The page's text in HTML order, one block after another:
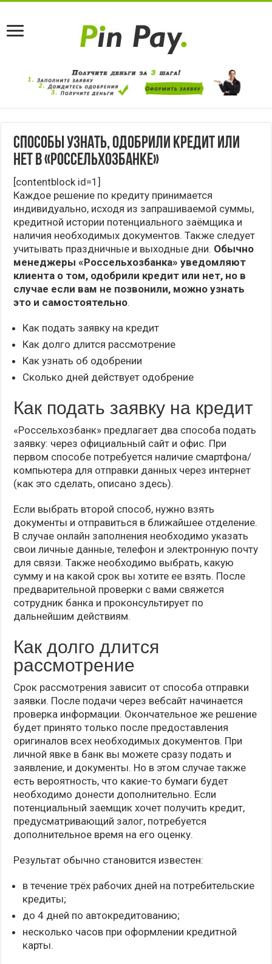
Способы узнать, одобрили кредит или
нет в «Россельхозбанке»
[contentblock id=1]
Каждое решение по кредиту принимается
индивидуально, исходя из запрашиваемой суммы,
кредитной истории потенциального заёмщика и
наличия необходимых документов. Также следует
учитывать праздничные и выходные дни. Обычно
менеджеры «Россельхозбанка» уведомляют
клиента о том, одобрили кредит или нет, но в
случае если вам не позвонили, можно узнать
это и самостоятельно.
Как подать заявку на кредит
Как долго длится рассмотрение
Как узнать об одобрении
Сколько дней действует одобрение
Как подать заявку на кредит
«Россельхозбанк» предлагает два способа подать
заявку: через официальный сайт и офис. При
первом способе потребуется наличие смартфона/
компьютера для отправки данных через интернет
(как это сделать, описано здесь).
Если выбрать второй способ, нужно взять
документы и отправиться в ближайшее отделение.
В случае онлайн заполнения необходимо указать
свои личные данные, телефон и электронную почту
для связи. Также необходимо выбрать, какую
сумму и на какой срок вы хотите ее взять. После
предварительной проверки с вами свяжется
сотрудник банка и проконсультирует по
дальнейшим действиям.
Как долго длится
рассмотрение
Срок рассмотрения зависит от способа отправки
заявки. После подачи через вебсайт начинается
проверка информации. Окончательное же решение
будет принято только после предоставления
оригиналов всех необходимых документов. При
личной явке в банк вы можете сразу подать и
заявление, и документы. Но в этом случае также
есть вероятность, что какие-то бумаги будет
необходимо донести дополнительно. Если
потенциальный заемщик хочет получить кредит,
предусматривающий залог, потребуется
дополнительное время на его оценку.
Результат обычно становится известен:
в течение трёх рабочих дней на потребительские
кредиты;
до 4 дней по автокредитованию;
несколько часов при оформлении кредитной
карты.